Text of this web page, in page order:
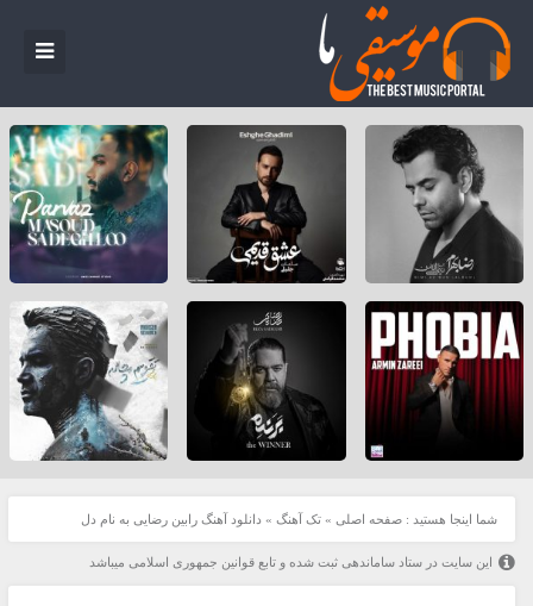
شما اینجا هستید : صفحه اصلی » تک آهنگ » دانلود آهنگ رابین رضایی به نام دل
این سایت در ستاد ساماندهی ثبت شده و تابع قوانین جمهوری اسلامی میباشد